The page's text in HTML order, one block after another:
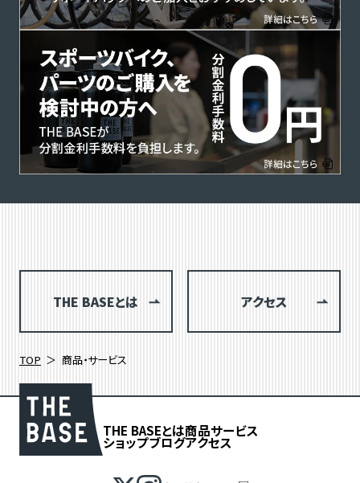
THE BASEとは アクセス
TOP 商品・サービス
THE BASEとは商品サービス
ショップブログアクセス